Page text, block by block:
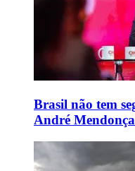
Brasil não tem
André